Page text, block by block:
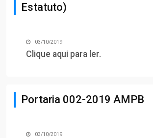
Estatuto)
03/10/2019
Clique aqui para ler.
Portaria 002-2019 AMPB
03/10/2019